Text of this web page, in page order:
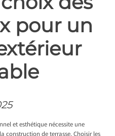
pour un
et esthétique nécessite une